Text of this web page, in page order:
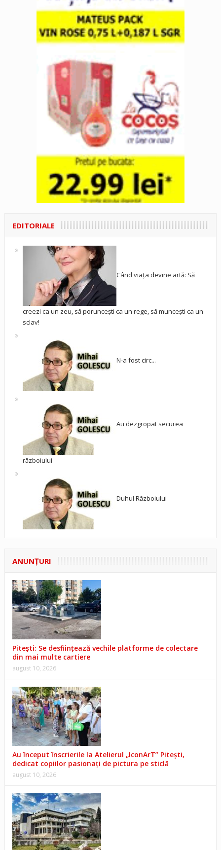
EDITORIALE
Când viața devine artă: Să
creezi ca un zeu, să poruncești ca un rege, să muncești ca un
sclav!
N-a fost circ...
Au dezgropat securea
războiului
Duhul Războiului
ANUNŢURI
Pitești: Se desființează vechile platforme de colectare
din mai multe cartiere
august 10, 2026
Au început înscrierile la Atelierul „IconArT” Pitești,
dedicat copiilor pasionați de pictura pe sticlă
august 10, 2026